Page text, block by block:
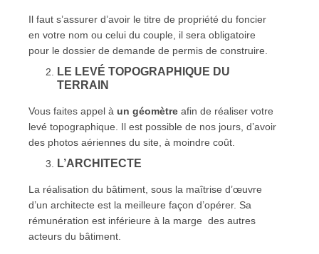
Il faut s’assurer d’avoir le titre de propriété du foncier
en votre nom ou celui du couple, il sera obligatoire
pour le dossier de demande de permis de construire.
LE LEVÉ TOPOGRAPHIQUE DU
TERRAIN
Vous faites appel à un géomètre afin de réaliser votre
levé topographique. Il est possible de nos jours, d’avoir
des photos aériennes du site, à moindre coût.
L’ARCHITECTE
La réalisation du bâtiment, sous la maîtrise d’œuvre
d’un architecte est la meilleure façon d’opérer. Sa
rémunération est inférieure à la marge des autres
acteurs du bâtiment.